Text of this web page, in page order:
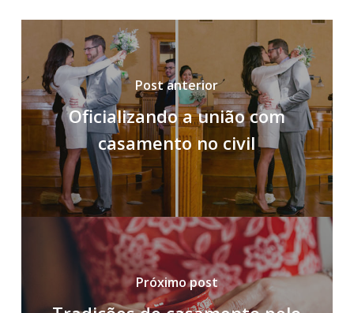
Post anterior
Oficializando a união com
casamento no civil
Próximo post